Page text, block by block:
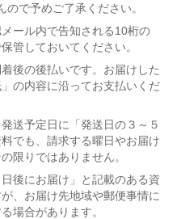
で予めご了承ください。
ール内で告知される10桁の
管しておいてください。
後の後払いです。お届けした
の内容に沿ってお支払いくだ
送予定日に「発送日の３～５
でも、請求する曜日やお届け
限りではありません。
後にお届け」と記載のある資
、お届け先地域や郵便事情に
場合があります。